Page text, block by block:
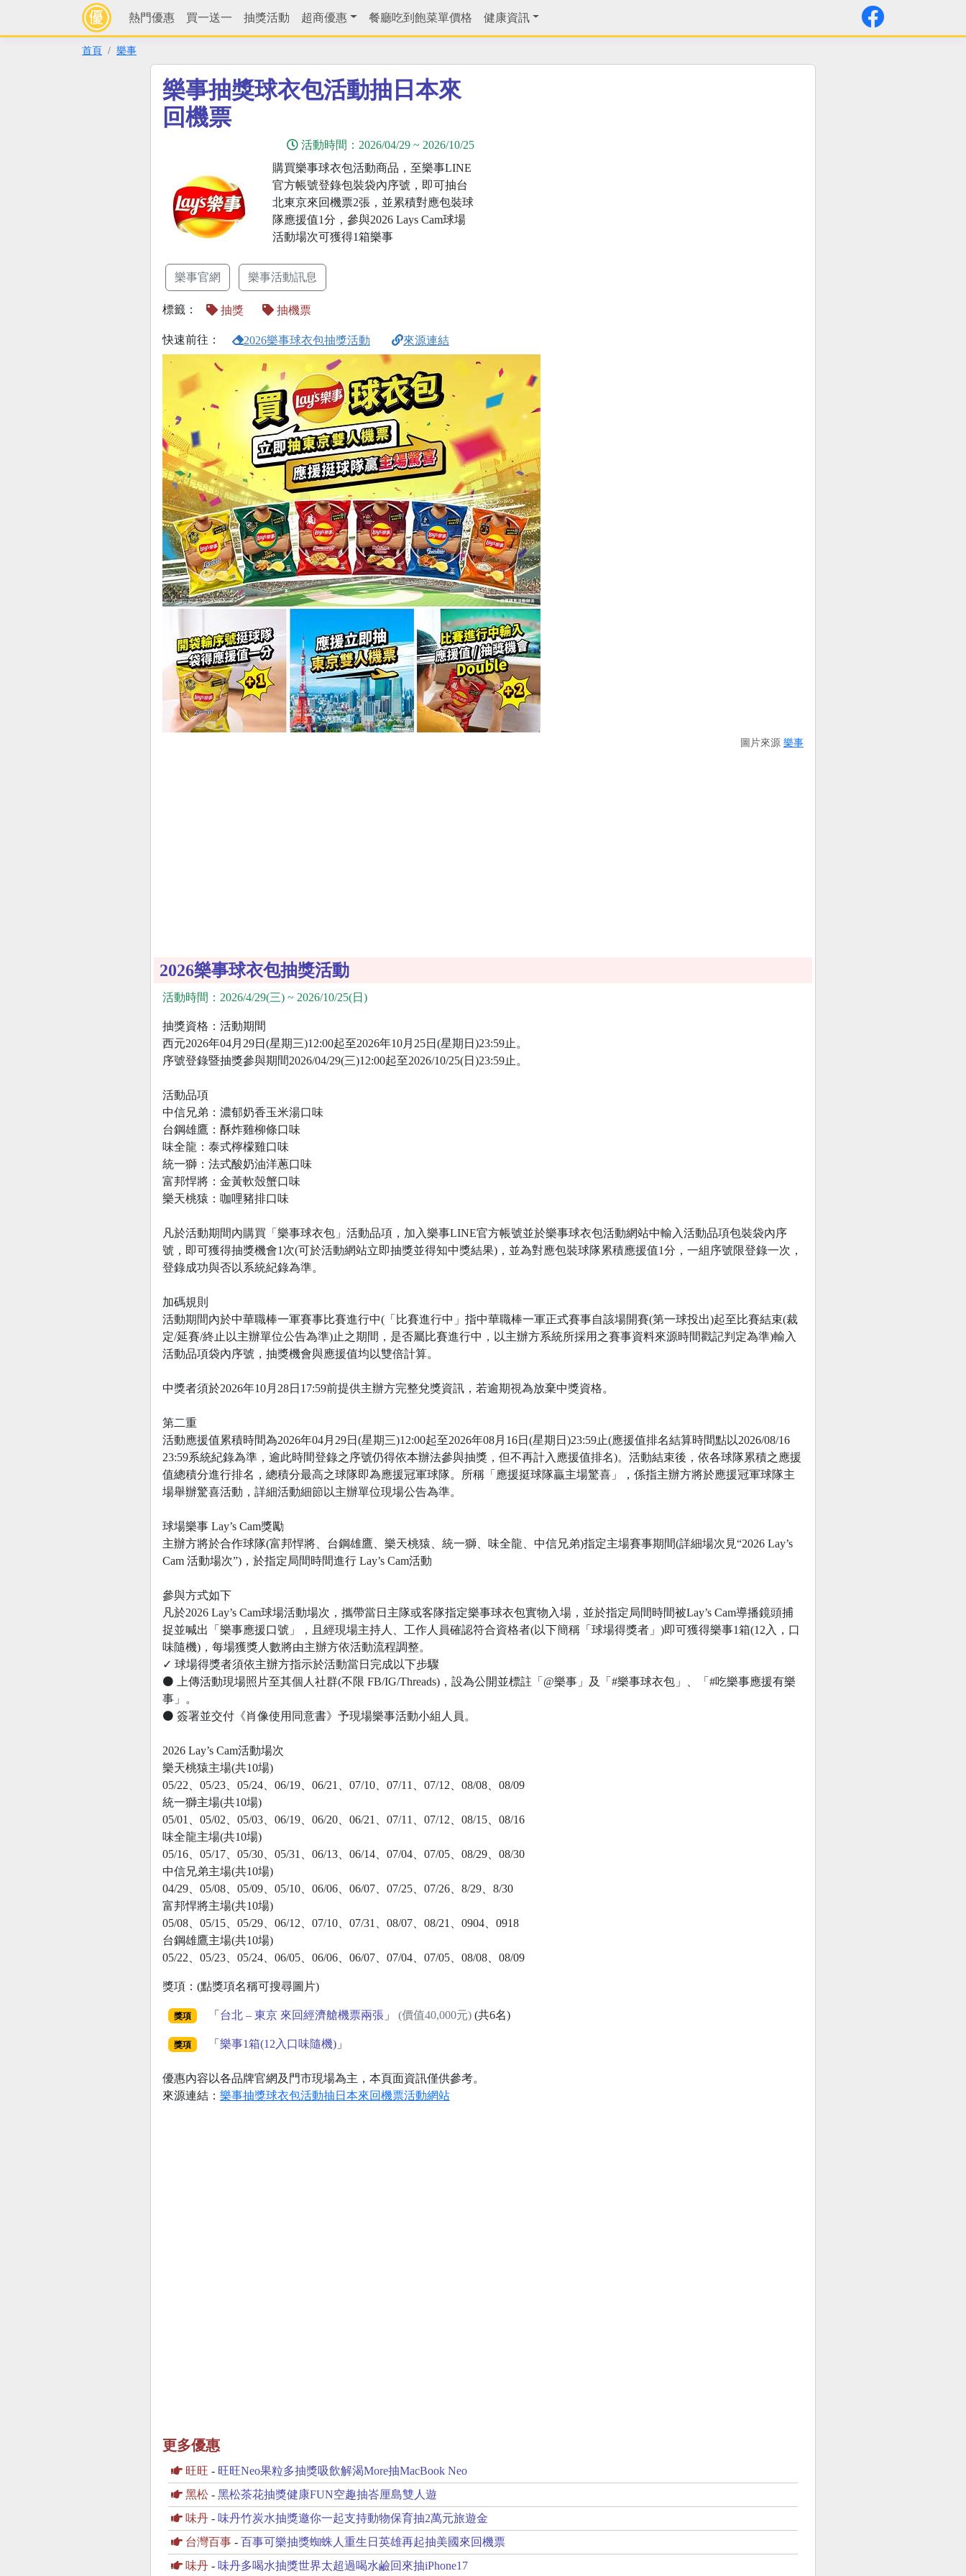
熱門優惠 買一送一 抽獎活動 超商優惠 餐廳吃到飽菜單價格 健康資訊
首頁 樂事
樂事抽獎球衣包活動抽日本來
回機票
活動時間： 2026/04/29 ~ 2026/10/25
購買樂事球衣包活動商品，至樂事LINE
官方帳號登錄包裝袋內序號，即可抽台
北東京來回機票2張，並累積對應包裝球
隊應援值1分，參與2026 Lays Cam球場
活動場次可獲得1箱樂事
樂事官網 樂事活動訊息
標籤： 抽獎 抽機票
快速前往： 2026樂事球衣包抽獎活動 來源連結
圖片來源 樂事
2026樂事球衣包抽獎活動
活動時間：2026/4/29(三) ~ 2026/10/25(日)
抽獎資格：活動期間
西元2026年04月29日(星期三)12:00起至2026年10月25日(星期日)23:59止。
序號登錄暨抽獎參與期間2026/04/29(三)12:00起至2026/10/25(日)23:59止。
活動品項
中信兄弟：濃郁奶香玉米湯口味
台鋼雄鷹：酥炸雞柳條口味
味全龍：泰式檸檬雞口味
統一獅：法式酸奶油洋蔥口味
富邦悍將：金黃軟殼蟹口味
樂天桃猿：咖哩豬排口味
凡於活動期間內購買「樂事球衣包」活動品項，加入樂事LINE官方帳號並於樂事球衣包活動網站中輸入活動品項包裝袋內序
號，即可獲得抽獎機會1次(可於活動網站立即抽獎並得知中獎結果)，並為對應包裝球隊累積應援值1分，一組序號限登錄一次，
登錄成功與否以系統紀錄為準。
加碼規則
活動期間內於中華職棒一軍賽事比賽進行中(「比賽進行中」指中華職棒一軍正式賽事自該場開賽(第一球投出)起至比賽結束(裁
定/延賽/終止以主辦單位公告為準)止之期間，是否屬比賽進行中，以主辦方系統所採用之賽事資料來源時間戳記判定為準)輸入
活動品項袋內序號，抽獎機會與應援值均以雙倍計算。
中獎者須於2026年10月28日17:59前提供主辦方完整兌獎資訊，若逾期視為放棄中獎資格。
第二重
活動應援值累積時間為2026年04月29日(星期三)12:00起至2026年08月16日(星期日)23:59止(應援值排名結算時間點以2026/08/16
23:59系統紀錄為準，逾此時間登錄之序號仍得依本辦法參與抽獎，但不再計入應援值排名)。活動結束後，依各球隊累積之應援
值總積分進行排名，總積分最高之球隊即為應援冠軍球隊。所稱「應援挺球隊贏主場驚喜」，係指主辦方將於應援冠軍球隊主
場舉辦驚喜活動，詳細活動細節以主辦單位現場公告為準。
球場樂事 Lay’s Cam獎勵
主辦方將於合作球隊(富邦悍將、台鋼雄鷹、樂天桃猿、統一獅、味全龍、中信兄弟)指定主場賽事期間(詳細場次見“2026 Lay’s
Cam 活動場次”)，於指定局間時間進行 Lay’s Cam活動
參與方式如下
凡於2026 Lay’s Cam球場活動場次，攜帶當日主隊或客隊指定樂事球衣包實物入場，並於指定局間時間被Lay’s Cam導播鏡頭捕
捉並喊出「樂事應援口號」，且經現場主持人、工作人員確認符合資格者(以下簡稱「球場得獎者」)即可獲得樂事1箱(12入，口
味隨機)，每場獲獎人數將由主辦方依活動流程調整。
✓ 球場得獎者須依主辦方指示於活動當日完成以下步驟
⚫ 上傳活動現場照片至其個人社群(不限 FB/IG/Threads)，設為公開並標註「@樂事」及「#樂事球衣包」、「#吃樂事應援有樂
事」。
⚫ 簽署並交付《肖像使用同意書》予現場樂事活動小組人員。
2026 Lay’s Cam活動場次
樂天桃猿主場(共10場)
05/22、05/23、05/24、06/19、06/21、07/10、07/11、07/12、08/08、08/09
統一獅主場(共10場)
05/01、05/02、05/03、06/19、06/20、06/21、07/11、07/12、08/15、08/16
味全龍主場(共10場)
05/16、05/17、05/30、05/31、06/13、06/14、07/04、07/05、08/29、08/30
中信兄弟主場(共10場)
04/29、05/08、05/09、05/10、06/06、06/07、07/25、07/26、8/29、8/30
富邦悍將主場(共10場)
05/08、05/15、05/29、06/12、07/10、07/31、08/07、08/21、0904、0918
台鋼雄鷹主場(共10場)
05/22、05/23、05/24、06/05、06/06、06/07、07/04、07/05、08/08、08/09
獎項：(點獎項名稱可搜尋圖片)
獎項 「 台北 – 東京 來回經濟艙機票兩張」 (價值40,000元)(共6名)
獎項 「 樂事1箱(12入口味隨機)」
優惠內容以各品牌官網及門市現場為主，本頁面資訊僅供參考。
來源連結： 樂事抽獎球衣包活動抽日本來回機票活動網站
更多優惠
旺旺 - 旺旺Neo果粒多抽獎吸飲解渴More抽MacBook Neo
黑松 - 黑松茶花抽獎健康FUN空趣抽峇厘島雙人遊
味丹 - 味丹竹炭水抽獎邀你一起支持動物保育抽2萬元旅遊金
台灣百事 - 百事可樂抽獎蜘蛛人重生日英雄再起抽美國來回機票
味丹 - 味丹多喝水抽獎世界太超過喝水鹼回來抽iPhone17